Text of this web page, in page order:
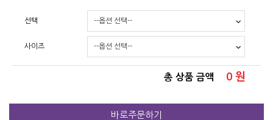
선택
사이즈
총 상품 금액 0 원
바로주문하기